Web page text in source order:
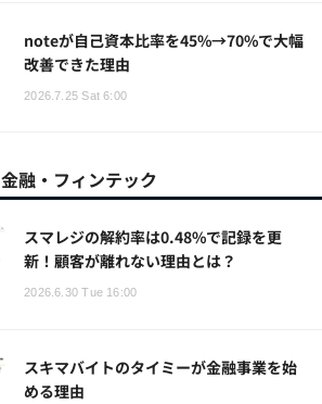
noteが自己資本比率を45%→70%で大幅
改善できた理由
2026.7.25 Sat 6:00
金融・フィンテック
スマレジの解約率は0.48%で記録を更
新！顧客が離れない理由とは？
2026.6.30 Tue 16:00
スキマバイトのタイミーが金融事業を始
める理由